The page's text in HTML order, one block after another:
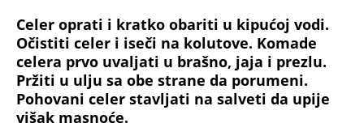
Celer oprati i kratko obariti u kipućoj vodi.
Očistiti celer i iseči na kolutove. Komade
celera prvo uvaljati u brašno, jaja i prezlu.
Pržiti u ulju sa obe strane da porumeni.
Pohovani celer stavljati na salveti da upije
višak masnoće.